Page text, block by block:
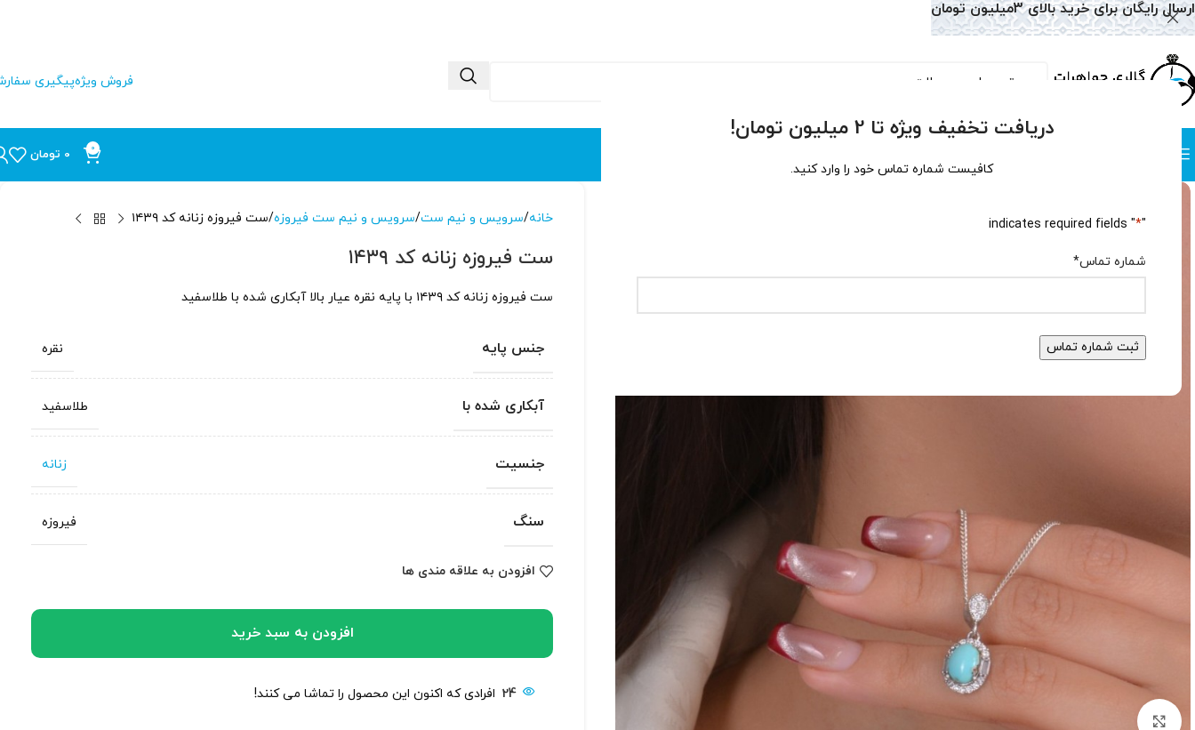
دریافت تخفیف ویژه تا 2 میلیون تومان!
کافیست شماره تماس خود را وارد کنید.
"
*
" indicates required fields
شماره تماس*
فروش ویژهپیگیری
0
0 تومان
برای بزرگنمایی کلیک کنید
خانه سرویس و نیم ست سرویس و نیم ست فیروزه ست فیروزه زنانه کد ۱۴۳۹
ست فیروزه زنانه کد ۱۴۳۹
ست فیروزه زنانه کد ۱۴۳۹ با پایه نقره عیار بالا آبکاری شده با طلاسفید
جنس پایه نقره
آبکاری شده با طلاسفید
جنسیت زنانه
سنگ فیروزه
افزودن به علاقه مندی ها
افزودن به سبد خرید
24 افرادی که اکنون این محصول را تماشا می کنند!
ارسال رایگان برای خرید بالای 3میلیون تومان